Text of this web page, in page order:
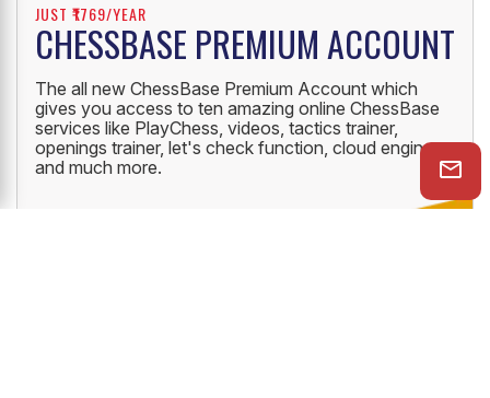
JUST ₹1769/YEAR
CHESSBASE PREMIUM ACCOUNT
The all new ChessBase Premium Account which
gives you access to ten amazing online ChessBase
services like PlayChess, videos, tactics trainer,
openings trainer, let's check function, cloud engine
and much more.